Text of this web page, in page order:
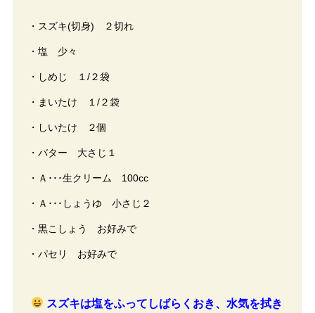
・スズキ(切身) ２切れ
・塩 少々
・しめじ １/２袋
・まいたけ １/２袋
・しいたけ ２個
・バター 大さじ１
・Ａ･･･生クリーム 100cc
・Ａ･･･しょうゆ 小さじ２
・黒こしょう お好みで
・パセリ お好みで
スズキは塩をふってしばらくおき、水気を拭き